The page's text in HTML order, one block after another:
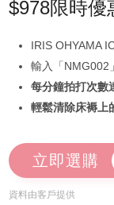
$978限時優
IRIS OHYAMA
輸入「NMG002
每分鐘拍打次數
輕鬆清除床褥上
立即選購
資料由客戶提供